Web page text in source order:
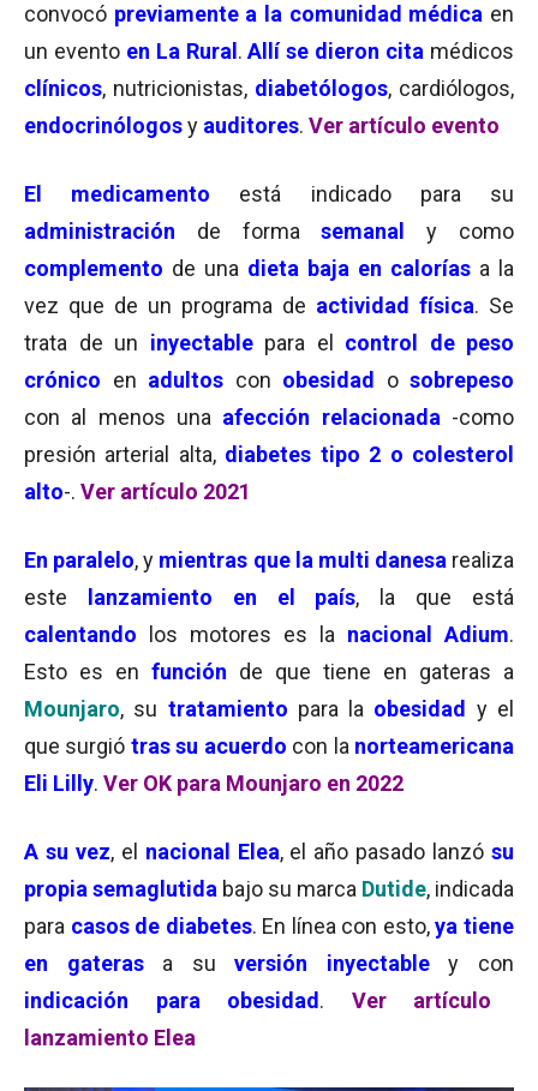
convocó previamente a la comunidad médica en
un evento en La Rural . Allí se dieron cita médicos
clínicos, nutricionistas, diabetólogos, cardiólogos,
endocrinólogosy auditores. Ver artículo evento
El medicamento está indicado para su
administración de formasemanal
y como
complemento de una dieta baja en calorías a la
vez que de un programa de actividad física. Se
trata de un inyectable para el control de peso
crónico en adultos con obesidad o sobrepeso
con al menos una afección relacionada -como
presión arterial alta,diabetes tipo 2 o colesterol
alto-. Ver artículo 2021
En paralelo, y mientras que la multi danesa realiza
este
lanzamiento en el país, la que está
calentando
los motores es la nacional Adium.
Esto es en función de que tiene en gateras a
Mounjaro, su tratamiento para la obesidad
y el
que surgió tras su acuerdo con la norteamericana
Eli Lilly. Ver OK para Mounjaro en 2022
A su vez, el nacional Elea, el año pasado lanzósu
propia semaglutida bajo su marca Dutide, indicada
para casos de diabetes. En línea con esto,ya tiene
en gaterasa suversión inyectable
y con
indicación para obesidad . Ver artículo
lanzamiento Elea